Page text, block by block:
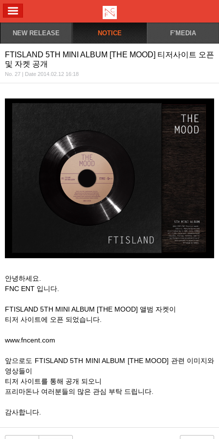
NEW RELEASE NOTICE F'MEDIA
FTISLAND 5TH MINI ALBUM [THE MOOD] 티저사이트 오픈
및 자켓 공개
No. 27 | Date 2014.02.12 16:18
안녕하세요.
FNC ENT 입니다.
FTISLAND 5TH MINI ALBUM [THE MOOD] 앨범 자켓이
티저 사이트에 오픈 되었습니다.
www.fncent.com
앞으로도 FTISLAND 5TH MINI ALBUM [THE MOOD] 관련 이미지와
영상들이
티저 사이트를 통해 공개 되오니
프리마돈나 여러분들의 많은 관심 부탁 드립니다.
감사합니다.